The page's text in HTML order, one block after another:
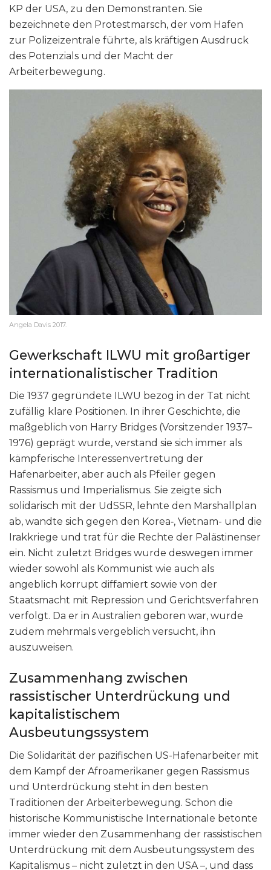
KP der USA, zu den Demonstranten. Sie
bezeichnete den Protestmarsch, der vom Hafen
zur Polizeizentrale führte, als kräftigen Ausdruck
des Potenzials und der Macht der
Arbeiterbewegung.
Angela Davis 2017.
Gewerkschaft ILWU mit großartiger
internationalistischer Tradition
Die 1937 gegründete ILWU bezog in der Tat nicht
zufällig klare Positionen. In ihrer Geschichte, die
maßgeblich von Harry Bridges (Vorsitzender 1937–
1976) geprägt wurde, verstand sie sich immer als
kämpferische Interessenvertretung der
Hafenarbeiter, aber auch als Pfeiler gegen
Rassismus und Imperialismus. Sie zeigte sich
solidarisch mit der UdSSR, lehnte den Marshallplan
ab, wandte sich gegen den Korea‑, Vietnam- und die
Irakkriege und trat für die Rechte der Palästinenser
ein. Nicht zuletzt Bridges wurde deswegen immer
wieder sowohl als Kommunist wie auch als
angeblich korrupt diffamiert sowie von der
Staatsmacht mit Repression und Gerichtsverfahren
verfolgt. Da er in Australien geboren war, wurde
zudem mehrmals vergeblich versucht, ihn
auszuweisen.
Zusammenhang zwischen
rassistischer Unterdrückung und
kapitalistischem
Ausbeutungssystem
Die Solidarität der pazifischen US-Hafenarbeiter mit
dem Kampf der Afroamerikaner gegen Rassismus
und Unterdrückung steht in den besten
Traditionen der Arbeiterbewegung. Schon die
historische Kommunistische Internationale betonte
immer wieder den Zusammenhang der rassistischen
Unterdrückung mit dem Ausbeutungssystem des
Kapitalismus – nicht zuletzt in den USA –, und dass